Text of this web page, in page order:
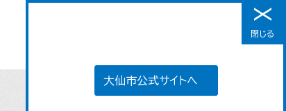
メニュー
大仙市公式サイトへ
閉じる